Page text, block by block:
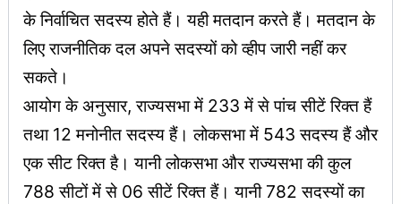
के निर्वाचित सदस्य होते हैं। यही मतदान करते हैं। मतदान के
लिए राजनीतिक दल अपने सदस्यों को व्हीप जारी नहीं कर
सकते।
आयोग के अनुसार, राज्यसभा में 233 में से पांच सीटें रिक्त हैं
तथा 12 मनोनीत सदस्य हैं। लोकसभा में 543 सदस्य हैं और
एक सीट रिक्त है। यानी लोकसभा और राज्यसभा की कुल
788 सीटों में से 06 सीटें रिक्त हैं। यानी 782 सदस्यों का